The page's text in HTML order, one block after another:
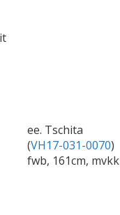
ee. Tschita
(VH17-031-0070)
fwb, 161cm, mvkk